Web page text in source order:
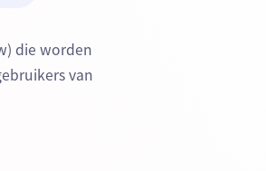
die worden
van